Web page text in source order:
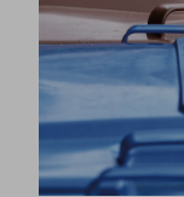
cantidad de
medio ambiente.